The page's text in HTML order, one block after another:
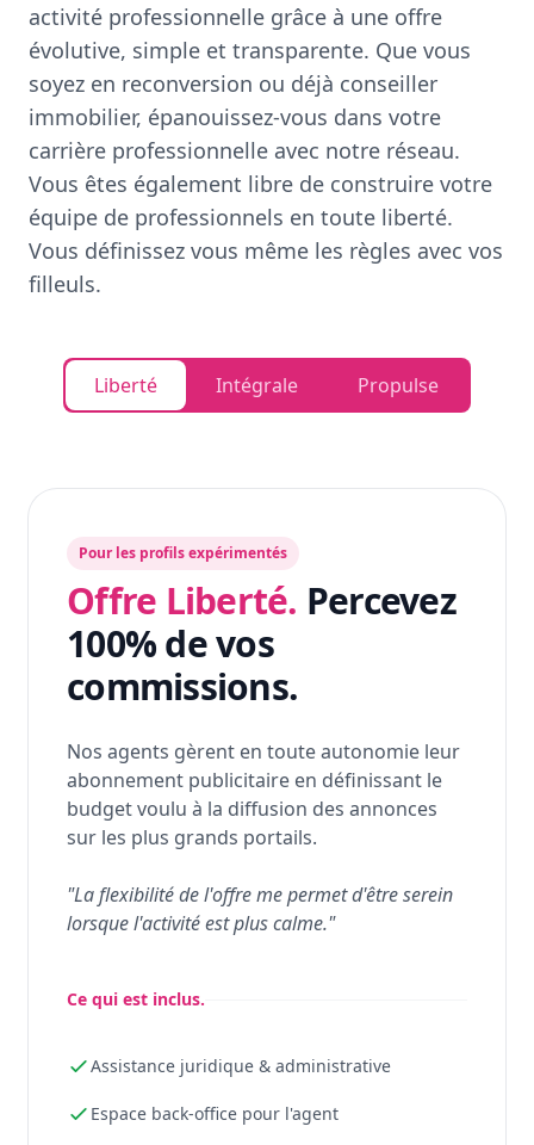
activité professionnelle grâce à une offre
évolutive, simple et transparente. Que vous
soyez en reconversion ou déjà conseiller
immobilier, épanouissez-vous dans votre
carrière professionnelle avec notre réseau.
Vous êtes également libre de construire votre
équipe de professionnels en toute liberté.
Vous définissez vous même les règles avec vos
filleuls.
Liberté Intégrale Propulse
Pour les profils expérimentés
Offre Liberté. Percevez
100% de vos
commissions.
Nos agents gèrent en toute autonomie leur
abonnement publicitaire en définissant le
budget voulu à la diffusion des annonces
sur les plus grands portails.
"La flexibilité de l'offre me permet d'être serein
lorsque l'activité est plus calme."
Ce qui est inclus.
Assistance juridique & administrative
Espace back-office pour l'agent